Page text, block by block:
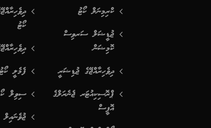
ކޯޓު
ފެމެލީ ކޯޓު
ސިވިލް
ކްރިމިނަލް ކޯޓު
ޖުޑީޝަލް ސަރވިސް
ކޮމިޝަން
ދިވެހިރާއްޖޭގެ ޖުޑިޝަރީ
ޕްރޮސިކިއުޓަރ ޖެނެރަލްގެ
އޮފީސް